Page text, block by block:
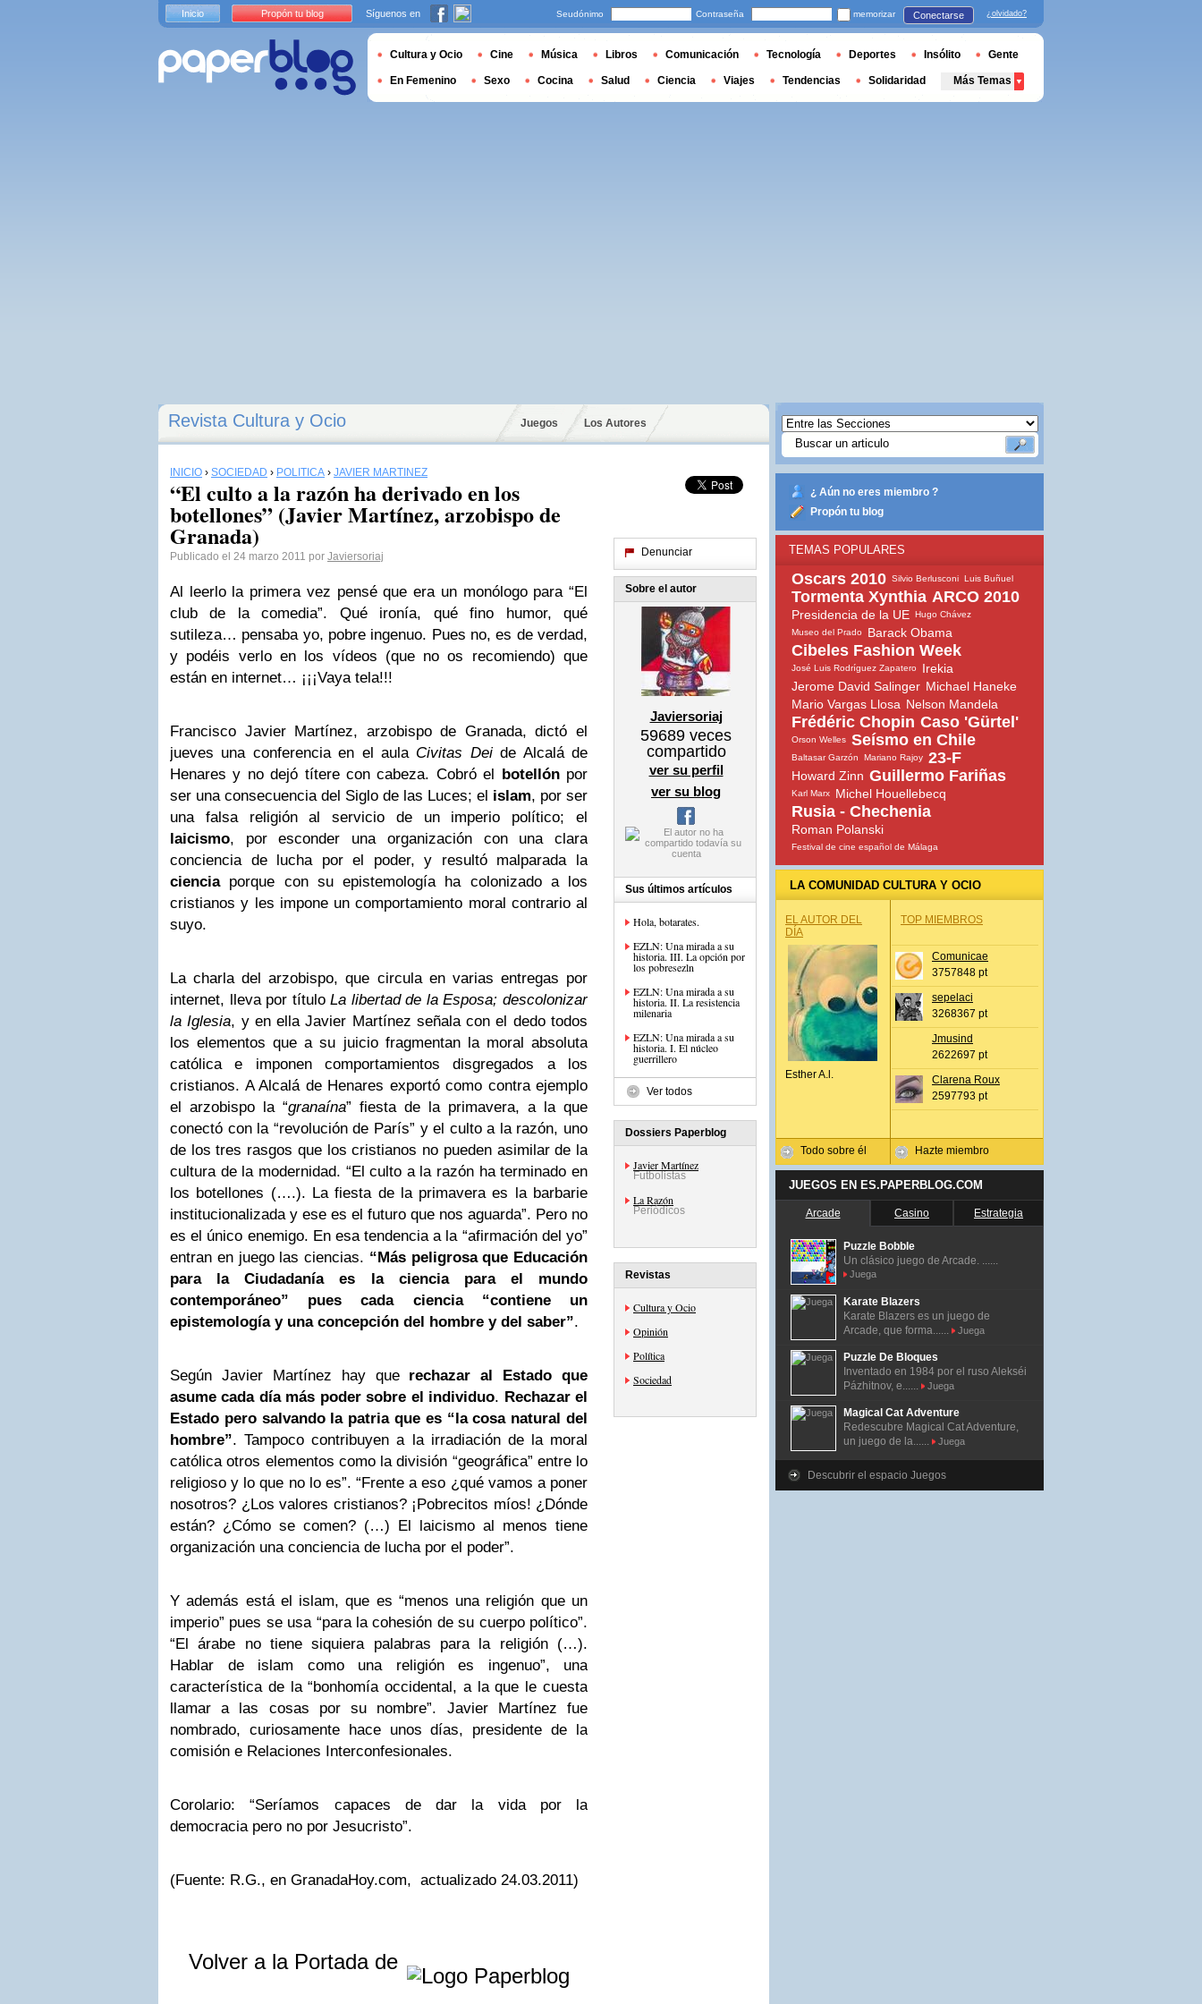
Revista Cultura y Ocio Juegos Los Autores
INICIO › SOCIEDAD › POLÍTICA › JAVIER MARTÍNEZ
“El culto a la razón ha derivado en los
botellones” (Javier Martínez, arzobispo de
Granada)
Publicado el 24 marzo 2011 por Javiersoriaj
Al leerlo la primera vez pensé que era un monólogo para “El
club de la comedia”. Qué ironía, qué fino humor, qué
sutileza… pensaba yo, pobre ingenuo. Pues no, es de verdad,
y podéis verlo en los vídeos (que no os recomiendo) que
están en internet… ¡¡¡Vaya tela!!!
Francisco Javier Martínez, arzobispo de Granada, dictó el
jueves una conferencia en el aula Civitas Deide Alcalá de
Henares y no dejó títere con cabeza. Cobró el botellónpor
ser una consecuencia del Siglo de las Luces; el islam, por ser
una falsa religión al servicio de un imperio político; el
laicismo, por esconder una organización con una clara
conciencia de lucha por el poder, y resultó malparada la
cienciaporque con su epistemología ha colonizado a los
cristianos y les impone un comportamiento moral contrario al
suyo.
La charla del arzobispo, que circula en varias entregas por
internet, lleva por títuloLa libertad de la Esposa; descolonizar
la Iglesia, y en ella Javier Martínez señala con el dedo todos
los elementos que a su juicio fragmentan la moral absoluta
católica e imponen comportamientos disgregados a los
cristianos. A Alcalá de Henares exportó como contra ejemplo
el arzobispo la “granaína” fiesta de la primavera, a la que
conectó con la “revolución de París” y el culto a la razón, uno
de los tres rasgos que los cristianos no pueden asimilar de la
cultura de la modernidad. “El culto a la razón ha terminado en
los botellones (….). La fiesta de la primavera es la barbarie
institucionalizada y ese es el futuro que nos aguarda”. Pero no
es el único enemigo. En esa tendencia a la “afirmación del yo”
entran en juego las ciencias. “Más peligrosa que Educación
para la Ciudadanía es la ciencia para el mundo
contemporáneo” pues cada ciencia “contiene un
epistemología y una concepción del hombre y del saber”.
Según Javier Martínez hay que rechazar al Estado que
asume cada día más poder sobre el individuo. Rechazar el
Estado pero salvando la patria que es “la cosa natural del
hombre”. Tampoco contribuyen a la irradiación de la moral
católica otros elementos como la división “geográfica” entre lo
religioso y lo que no lo es”. “Frente a eso ¿qué vamos a poner
nosotros? ¿Los valores cristianos? ¡Pobrecitos míos! ¿Dónde
están? ¿Cómo se comen? (…) El laicismo al menos tiene
organización una conciencia de lucha por el poder”.
Y además está el islam, que es “menos una religión que un
imperio” pues se usa “para la cohesión de su cuerpo político”.
“El árabe no tiene siquiera palabras para la religión (…).
Hablar de islam como una religión es ingenuo”, una
característica de la “bonhomía occidental, a la que le cuesta
llamar a las cosas por su nombre”. Javier Martínez fue
nombrado, curiosamente hace unos días, presidente de la
comisión e Relaciones Interconfesionales.
Corolario: “Seríamos capaces de dar la vida por la
democracia pero no por Jesucristo”.
(Fuente: R.G., en GranadaHoy.com, actualizado 24.03.2011)
Volver a la Portada de
Denunciar
Sobre el autor
Javiersoriaj
59689 veces
compartido
ver su perfil
ver su blog
Sus últimos artículos
Hola, botarates.
EZLN: Una mirada a su
historia. III. La opción por
los pobresezln
EZLN: Una mirada a su
historia. II. La resistencia
milenaria
EZLN: Una mirada a su
historia. I. El núcleo
guerrillero
Ver todos
Dossiers Paperblog
Javier Martínez
Futbolistas
La Razón
Periódicos
Revistas
Cultura y Ocio
Opinión
Política
Sociedad
¿ Aún no eres miembro ?
Propón tu blog
TEMAS POPULARES
Oscars 2010 Silvio Berlusconi Luis Buñuel
Tormenta Xynthia ARCO 2010
Presidencia de la UE Hugo Chávez
Museo del Prado
Barack Obama
Cibeles Fashion Week
José Luis Rodríguez Zapatero
Irekia
Jerome David Salinger Michael Haneke
Mario Vargas Llosa Nelson Mandela
Frédéric Chopin Caso 'Gürtel'
Orson Welles Seísmo en Chile
Baltasar Garzón Mariano Rajoy 23-F
Howard Zinn Guillermo Fariñas
Karl Marx Michel Houellebecq
Rusia - Chechenia
Roman Polanski
Festival de cine español de Málaga
LA COMUNIDAD CULTURA Y OCIO
EL AUTOR DEL
DÍA
Esther A.l.
Todo sobre él
TOP MIEMBROS
Comunicae
3757848 pt
sepelaci
3268367 pt
Jmusind
2622697 pt
Clarena Roux
2597793 pt
Hazte miembro
JUEGOS EN ES.PAPERBLOG.COM
Arcade Casino Estrategia
Puzzle Bobble
Un clásico juego de Arcade. ......
Juega
Karate Blazers
Karate Blazers es un juego de
Arcade, que forma......
Juega
Puzzle De Bloques
Inventado en 1984 por el ruso Alekséi
Pázhitnov, e......
Juega
Magical Cat Adventure
Redescubre Magical Cat Adventure,
un juego de la......
Juega
Descubrir el espacio Juegos
Inicio Propón tu blog Síguenos en Seudónimo Contraseña memorizar Conectarse ¿olvidado?
Cultura y Ocio Cine Música Libros Comunicación Tecnología Deportes Insólito Gente
En Femenino Sexo Cocina Salud Ciencia Viajes Tendencias Solidaridad Más Temas